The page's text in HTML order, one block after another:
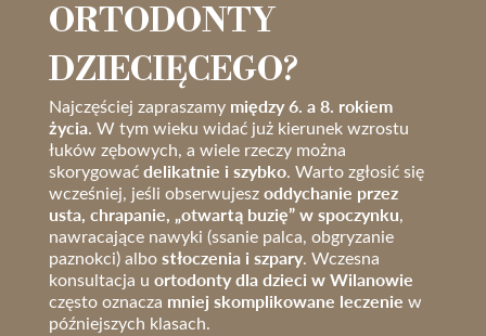
ORTODONTY
DZIECIĘCEGO?
Najczęściej zapraszamy między 6. a 8. rokiem
życia. W tym wieku widać już kierunek wzrostu
łuków zębowych, a wiele rzeczy można
skorygowaćdelikatnie i szybko. Warto zgłosić się
wcześniej, jeśli obserwujeszoddychanie przez
usta, chrapanie, „otwartą buzię” w spoczynku,
nawracające nawyki (ssanie palca, obgryzanie
paznokci) albostłoczenia i szpary. Wczesna
konsultacja u ortodonty dla dzieci w Wilanowie
często oznacza mniej skomplikowane leczenie w
późniejszych klasach.